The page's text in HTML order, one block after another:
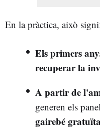
En la pràctica, això
Els primers
recuperar la
A partir de
generen els
gairebé gratuïta